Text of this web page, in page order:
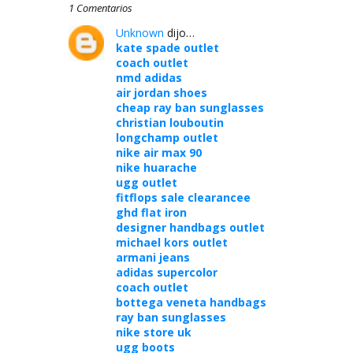
1 Comentarios
Unknown dijo…
kate spade outlet
coach outlet
nmd adidas
air jordan shoes
cheap ray ban sunglasses
christian louboutin
longchamp outlet
nike air max 90
nike huarache
ugg outlet
fitflops sale clearancee
ghd flat iron
designer handbags outlet
michael kors outlet
armani jeans
adidas supercolor
coach outlet
bottega veneta handbags
ray ban sunglasses
nike store uk
ugg boots